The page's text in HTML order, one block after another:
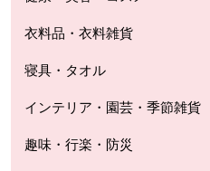
衣料品・衣料雑貨
寝具・タオル
インテリア・園芸・季節雑貨
趣味・行楽・防災